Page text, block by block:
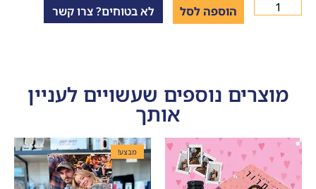
הוספה לסל לא בטוחים? צרו קשר
מוצרים נוספים שעשויים לעניין
אותך
מבצע!